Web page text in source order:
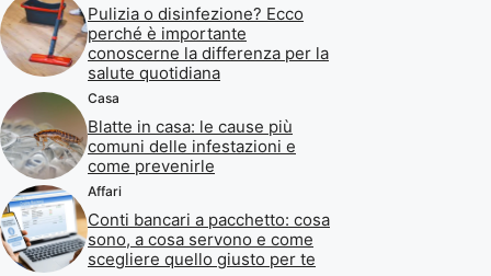
Pulizia o disinfezione? Ecco
perché è importante
conoscerne la differenza per la
salute quotidiana
Casa
Blatte in casa: le cause più
comuni delle infestazioni e
come prevenirle
Affari
Conti bancari a pacchetto: cosa
sono, a cosa servono e come
scegliere quello giusto per te